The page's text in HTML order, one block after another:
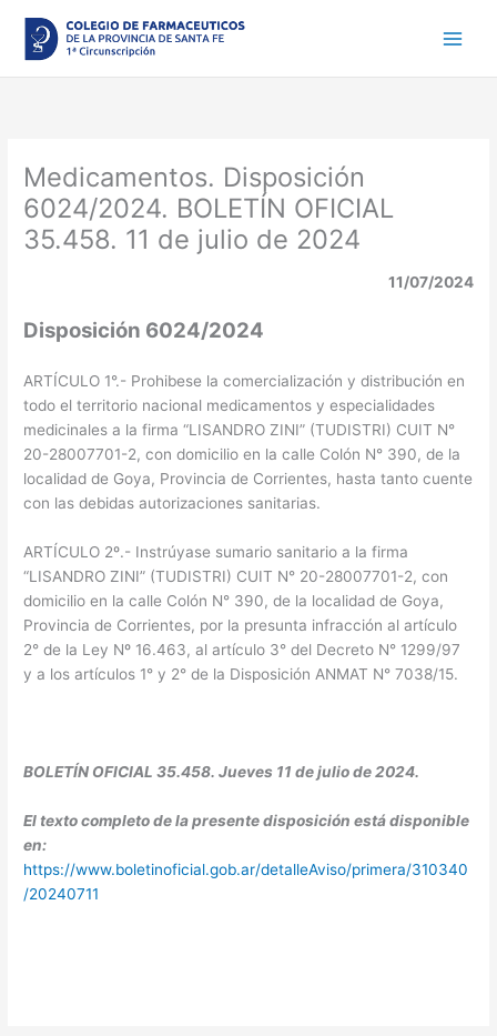
contenido
Medicamentos. Disposición
6024/2024. BOLETÍN OFICIAL
35.458. 11 de julio de 2024
11/07/2024
Disposición 6024/2024
ARTÍCULO 1°.- Prohibese la comercialización y distribución en
todo el territorio nacional medicamentos y especialidades
medicinales a la firma “LISANDRO ZINI” (TUDISTRI) CUIT N°
20-28007701-2, con domicilio en la calle Colón N° 390, de la
localidad de Goya, Provincia de Corrientes, hasta tanto cuente
con las debidas autorizaciones sanitarias.
ARTÍCULO 2º.- Instrúyase sumario sanitario a la firma
“LISANDRO ZINI” (TUDISTRI) CUIT N° 20-28007701-2, con
domicilio en la calle Colón N° 390, de la localidad de Goya,
Provincia de Corrientes, por la presunta infracción al artículo
2° de la Ley Nº 16.463, al artículo 3° del Decreto N° 1299/97
y a los artículos 1° y 2° de la Disposición ANMAT N° 7038/15.
BOLETÍN OFICIAL 35.458. Jueves 11 de julio de 2024.
El texto completo de la presente disposición está disponible
en:
https://www.boletinoficial.gob.ar/detalleAviso/primera/310340
/20240711